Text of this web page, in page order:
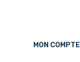
MON COMPTE